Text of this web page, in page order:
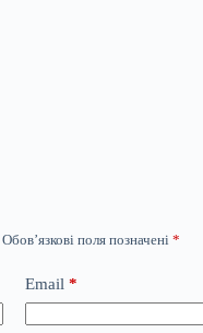
Обов’язкові поля позначені *
Email *